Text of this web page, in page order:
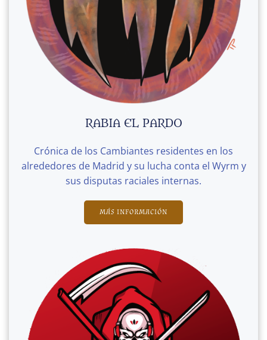
RABIA EL PARDO
Crónica de los Cambiantes residentes en los
alrededores de Madrid y su lucha conta el Wyrm y
sus disputas raciales internas.
MÁS INFORMACIÓN